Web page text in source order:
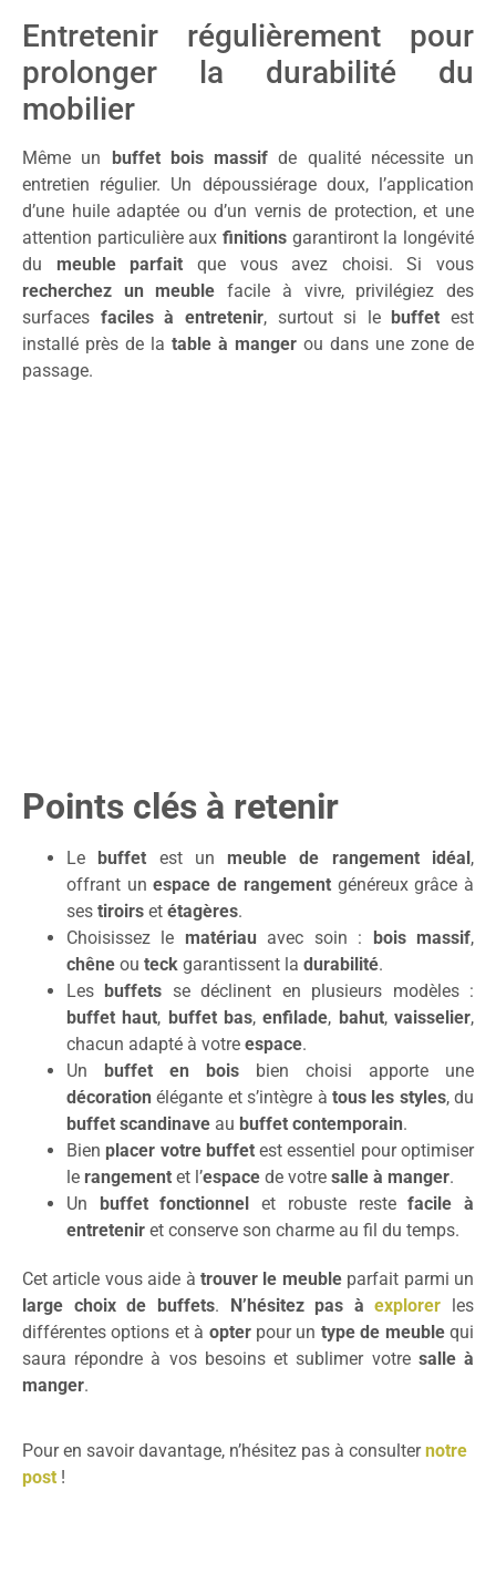
Entretenir régulièrement pour
prolonger la durabilité du
mobilier
Même un buffet bois massif de qualité nécessite un
entretien régulier. Un dépoussiérage doux, l’application
d’une huile adaptée ou d’un vernis de protection, et une
attention particulière aux finitions garantiront la longévité
du meuble parfait que vous avez choisi. Si vous
recherchez un meuble facile à vivre, privilégiez des
surfaces faciles à entretenir, surtout si le buffet est
installé près de la table à manger ou dans une zone de
passage.
Points clés à retenir
Le buffet est un meuble de rangement idéal ,
offrant unespace de rangementgénéreux grâce à
ses tiroirs et étagères.
Choisissez le matériau avec soin : bois massif,
chêne ou teck garantissent la durabilité.
Les
buffets se déclinent en plusieurs modèles :
buffet haut, buffet bas,enfilade, bahut,vaisselier,
chacun adapté à votre espace.
Un
buffet en bois bien choisi apporte une
décoration élégante et s’intègre à tous les styles, du
buffet scandinave au buffet contemporain.
Bien placer votre buffetest essentiel pour optimiser
le rangement et l’espace de votre salle à manger.
Un
buffet fonctionnel et robuste restefacile à
entretenir et conserve son charme au fil du temps.
Cet article vous aide à trouver le meubleparfait parmi un
large choix de buffets. N’hésitez pas àexplorer les
différentes options et à opterpour un type de meublequi
saura répondre à vos besoins et sublimer votre salle à
manger.
Pour en savoir davantage, n’hésitez pas à consulternotre
post !